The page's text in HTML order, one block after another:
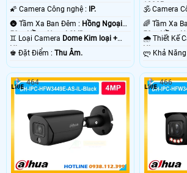
🌠 Camera Công nghệ :
IP.
🌚 Tầm Xa Ban Đêm : Hồng Ngoại
50m Hồng Ngoại SMD.
♊ Loại Camera Dome Kim loại +
Nhựa.
️♚ Đặt Điểm : Thu Âm.
1080P .
50m Hồng
🌧️ Thiết Kế
Nhựa.
464 466